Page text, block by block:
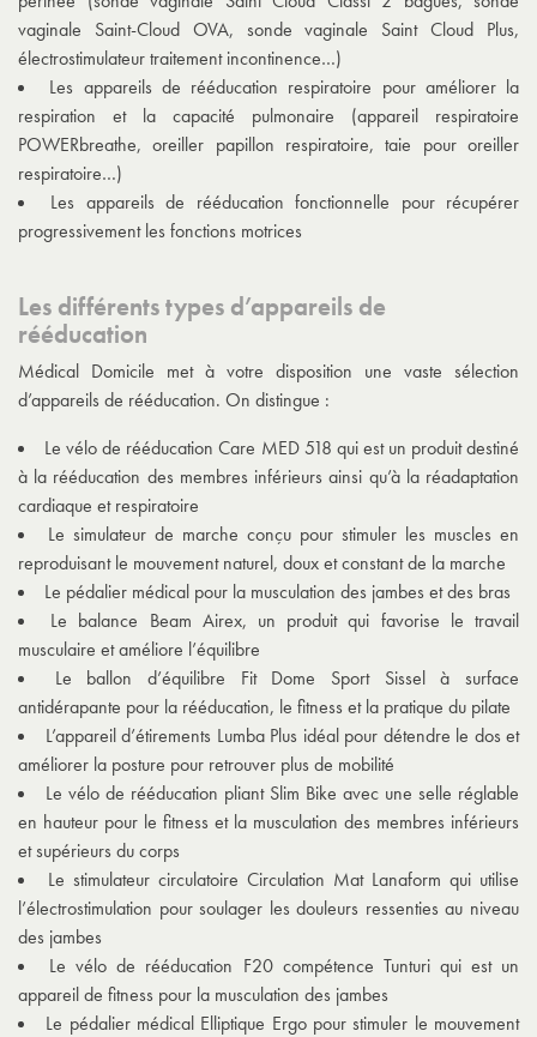
vaginale Saint-Cloud OVA, sonde vaginale Saint Cloud Plus,
électrostimulateur traitement incontinence…)
Les appareils de rééducation respiratoire pour améliorer la
respiration et la capacité pulmonaire (appareil respiratoire
POWERbreathe, oreiller papillon respiratoire, taie pour oreiller
respiratoire…)
Les appareils de rééducation fonctionnelle pour récupérer
progressivement les fonctions motrices
Les différents types d’appareils de
rééducation
Médical Domicile met à votre disposition une vaste sélection
d’appareils de rééducation. On distingue :
Le vélo de rééducation Care MED 518 qui est un produit destiné
à la rééducation des membres inférieurs ainsi qu’à la réadaptation
cardiaque et respiratoire
Le simulateur de marche conçu pour stimuler les muscles en
reproduisant le mouvement naturel, doux et constant de la marche
Le pédalier médical pour la musculation des jambes et des bras
Le balance Beam Airex, un produit qui favorise le travail
musculaire et améliore l’équilibre
Le ballon d’équilibre Fit Dome Sport Sissel à surface
antidérapante pour la rééducation, le fitness et la pratique du pilate
L’appareil d’étirements Lumba Plus idéal pour détendre le dos et
améliorer la posture pour retrouver plus de mobilité
Le vélo de rééducation pliant Slim Bike avec une selle réglable
en hauteur pour le fitness et la musculation des membres inférieurs
et supérieurs du corps
Le stimulateur circulatoire Circulation Mat Lanaform qui utilise
l’électrostimulation pour soulager les douleurs ressenties au niveau
des jambes
Le vélo de rééducation F20 compétence Tunturi qui est un
appareil de fitness pour la musculation des jambes
Le pédalier médical Elliptique Ergo pour stimuler le mouvement